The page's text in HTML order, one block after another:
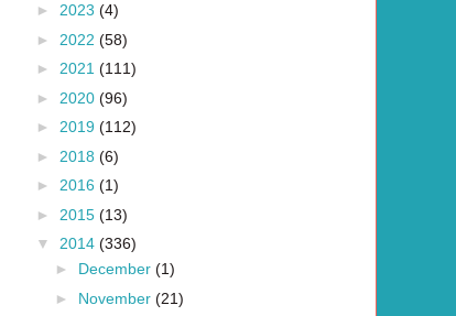
► 2023 (4)
► 2022 (58)
► 2021 (111)
► 2020 (96)
► 2019 (112)
► 2018 (6)
► 2016 (1)
► 2015 (13)
▼ 2014 (336)
► December (1)
► November (21)